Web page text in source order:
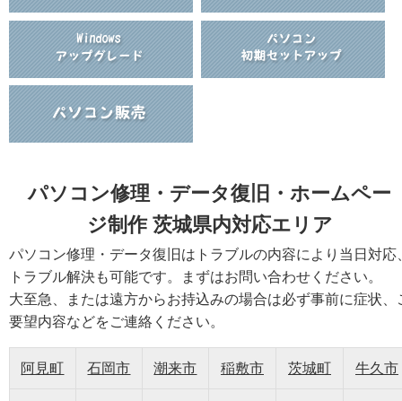
パソコン修理・データ復旧・ホームペー
ジ制作 茨城県内対応エリア
パソコン修理・データ復旧はトラブルの内容により当日対応
トラブル解決も可能です。まずはお問い合わせください。
大至急、または遠方からお持込みの場合は必ず事前に症状、
要望内容などをご連絡ください。
阿見町 石岡市 潮来市 稲敷市 茨城町 牛久市